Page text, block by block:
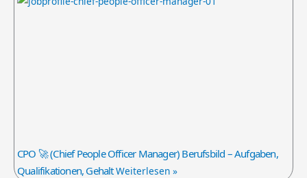
CPO 🚀 (Chief People Officer Manager) Berufsbild – Aufgaben,
Qualifikationen, GehaltWeiterlesen »